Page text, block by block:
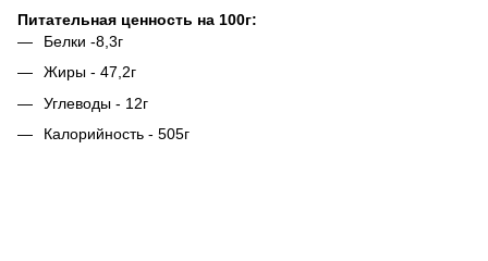
Питательная ценность на 100г:
Белки -8,3г
Жиры - 47,2г
Углеводы - 12г
Калорийность - 505г